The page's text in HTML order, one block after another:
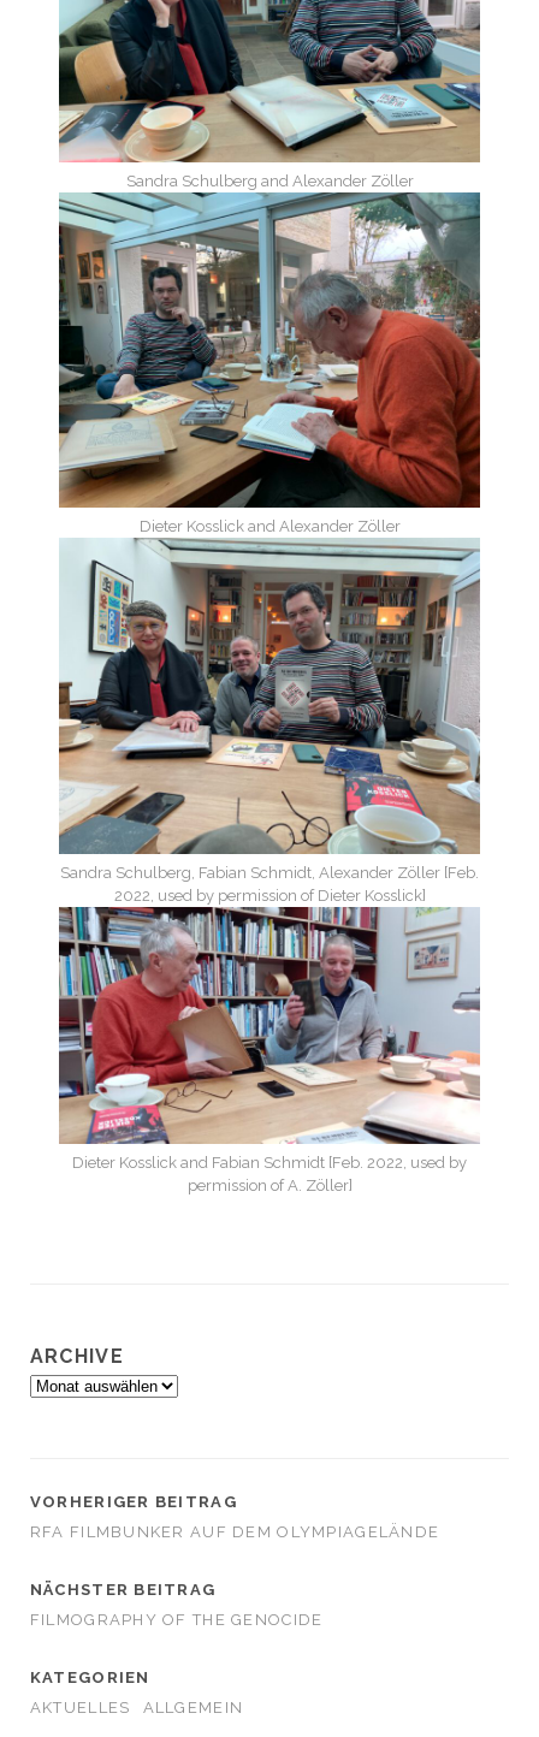
Sandra Schulberg and Alexander Zöller
Dieter Kosslick and Alexander Zöller
Sandra Schulberg, Fabian Schmidt, Alexander Zöller [Feb.
2022, used by permission of Dieter Kosslick]
Dieter Kosslick and Fabian Schmidt [Feb. 2022, used by
permission of A. Zöller]
ARCHIVE
Archive
VORHERIGER BEITRAG
RFA FILMBUNKER AUF DEM OLYMPIAGELÄNDE
NÄCHSTER BEITRAG
FILMOGRAPHY OF THE GENOCIDE
KATEGORIEN
AKTUELLES
ALLGEMEIN